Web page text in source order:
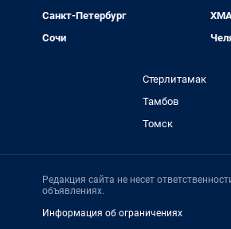
Санкт-Петербург
Сочи
Стерлитамак
Тамбов
Томск
Редакция сайта не несет
объявлениях.
Информация об ограничениях